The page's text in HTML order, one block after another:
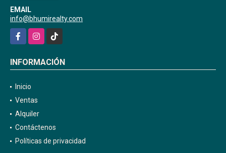
EMAIL
info@bhumirealty.com
FacebookInstagramTikTok
INFORMACIÓN
Inicio
Ventas
Alquiler
Contáctenos
Políticas de privacidad